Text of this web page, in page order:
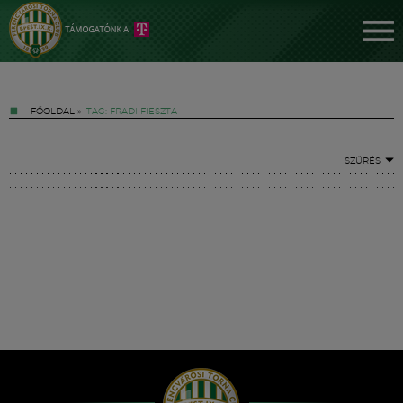
FŐOLDAL » TAG: FRADI FIESZTA
SZŰRÉS
Hírek